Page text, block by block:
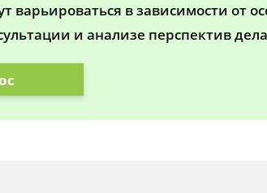
в зависимости от
и анализе перспектив